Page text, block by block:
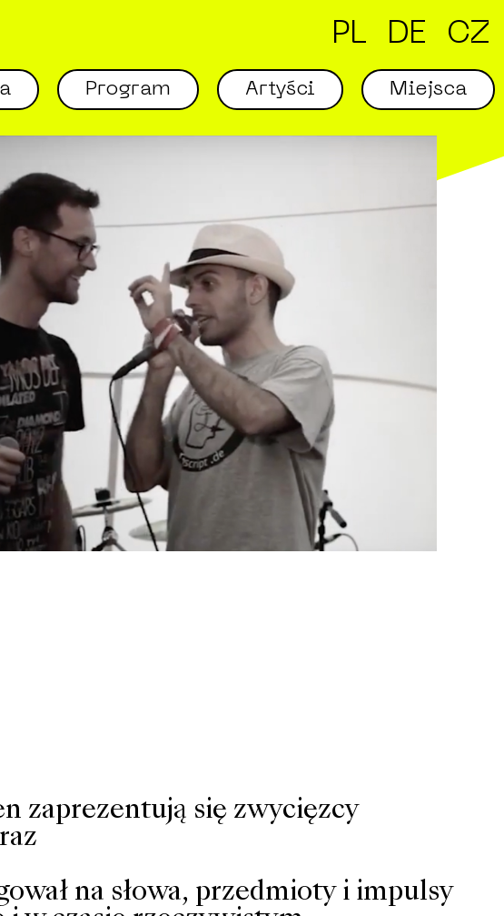
PL DE CZ
Program Artyści Miejsca
zaprezentują się zwycięzcy
na słowa, przedmioty i impulsy